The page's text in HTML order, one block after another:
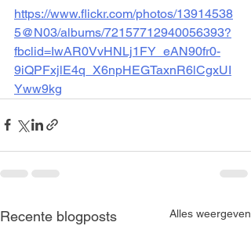
https://www.flickr.com/photos/13914538
5@N03/albums/72157712940056393?
fbclid=IwAR0VvHNLj1FY_eAN90fr0-
9iQPFxjlE4q_X6npHEGTaxnR6lCgxUI
Yww9kg
Recente blogposts Alles weergeven